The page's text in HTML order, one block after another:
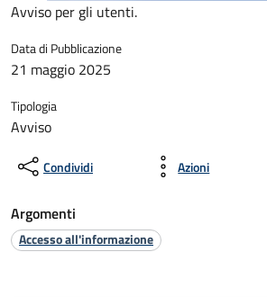
Avviso per gli utenti.
Data di Pubblicazione
21 maggio 2025
Tipologia
Avviso
Condividi Azioni
Argomenti
Accesso all'informazione